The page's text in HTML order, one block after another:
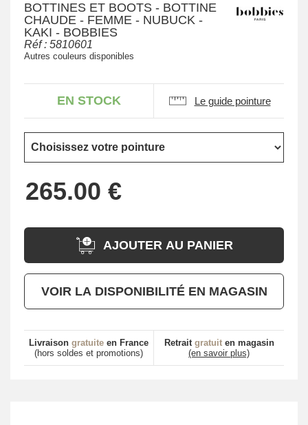
BOTTINES ET BOOTS - BOTTINE
CHAUDE - FEMME - NUBUCK -
KAKI - BOBBIES
Réf : 5810601
Autres couleurs disponibles
EN STOCK Le guide pointure
AJOUTER AU PANIER
VOIR LA DISPONIBILITÉ EN MAGASIN
Livraison gratuite en France
(hors soldes et promotions)
Retrait gratuiten magasin
(en savoir plus)